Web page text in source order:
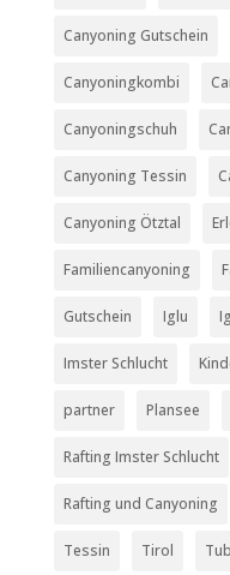
Canyoning Gutschein
Canyoningkombi
Canyoningschuh
Canyoning Tessin
Canyoning Ötztal
Familiencanyoning
Gutschein Iglu
Imster Schlucht
partner Plansee
Rafting Imster Schlucht
Rafting und Canyoning
Tessin Tirol